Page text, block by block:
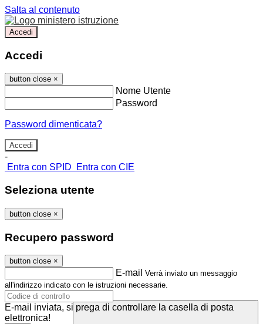
Salta al contenuto
Accedi
Accedi
button close ×
Nome Utente
Password
Password dimenticata?
-
Entra con SPID
Entra con CIE
Seleziona utente
button close ×
Recupero password
button close ×
E-mail Verrà inviato un messaggio
all'indirizzo indicato con le istruzioni necessarie.
E-mail inviata, si prega di controllare la casella di posta
elettronica!